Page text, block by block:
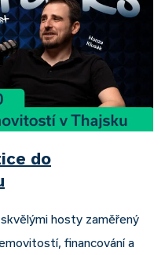
do
hosty zaměřený
financování a